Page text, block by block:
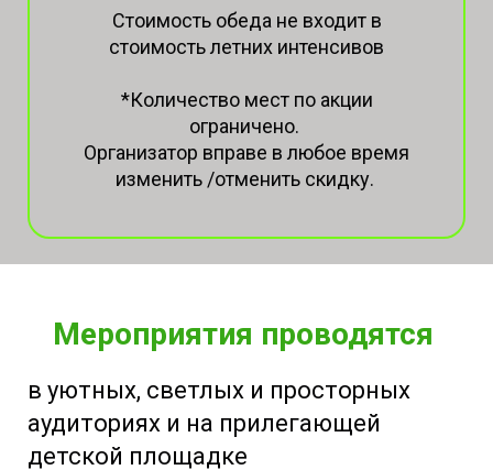
Стоимость обеда не входит в
стоимость летних интенсивов
*Количество мест по акции
ограничено.
Организатор вправе в любое время
изменить /отменить скидку.
Мероприятия проводятся
в уютных, светлых и просторных
аудиториях и на прилегающей
детской площадке